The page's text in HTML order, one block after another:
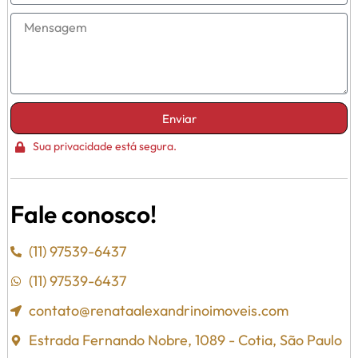
Enviar
Sua privacidade está segura.
Fale conosco!
(11) 97539-6437
(11) 97539-6437
contato@renataalexandrinoimoveis.com
Estrada Fernando Nobre, 1089 - Cotia, São Paulo